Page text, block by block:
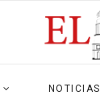
NOTICIAS